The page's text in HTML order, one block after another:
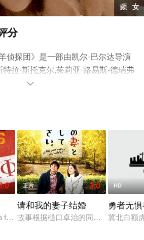
分
侦探团》是一部由凯尔·巴尔达导演
拉·斯托克尔,茱莉亚·路易斯-德瑞弗
曼,瑞斯·达比,尼古拉斯·加利齐纳,贝
·斯图尔特,尼可拉斯·博朗,康勒斯·
高清未删减完整版电影大全就上星
息可移步至豆瓣电影、电视猫或剧

favored pledgee is torn between honorin
正片 3.0
请和我的妻子结婚
故事根据樋口卓治的同名小说改编，
HD
勇者无
冀北白额